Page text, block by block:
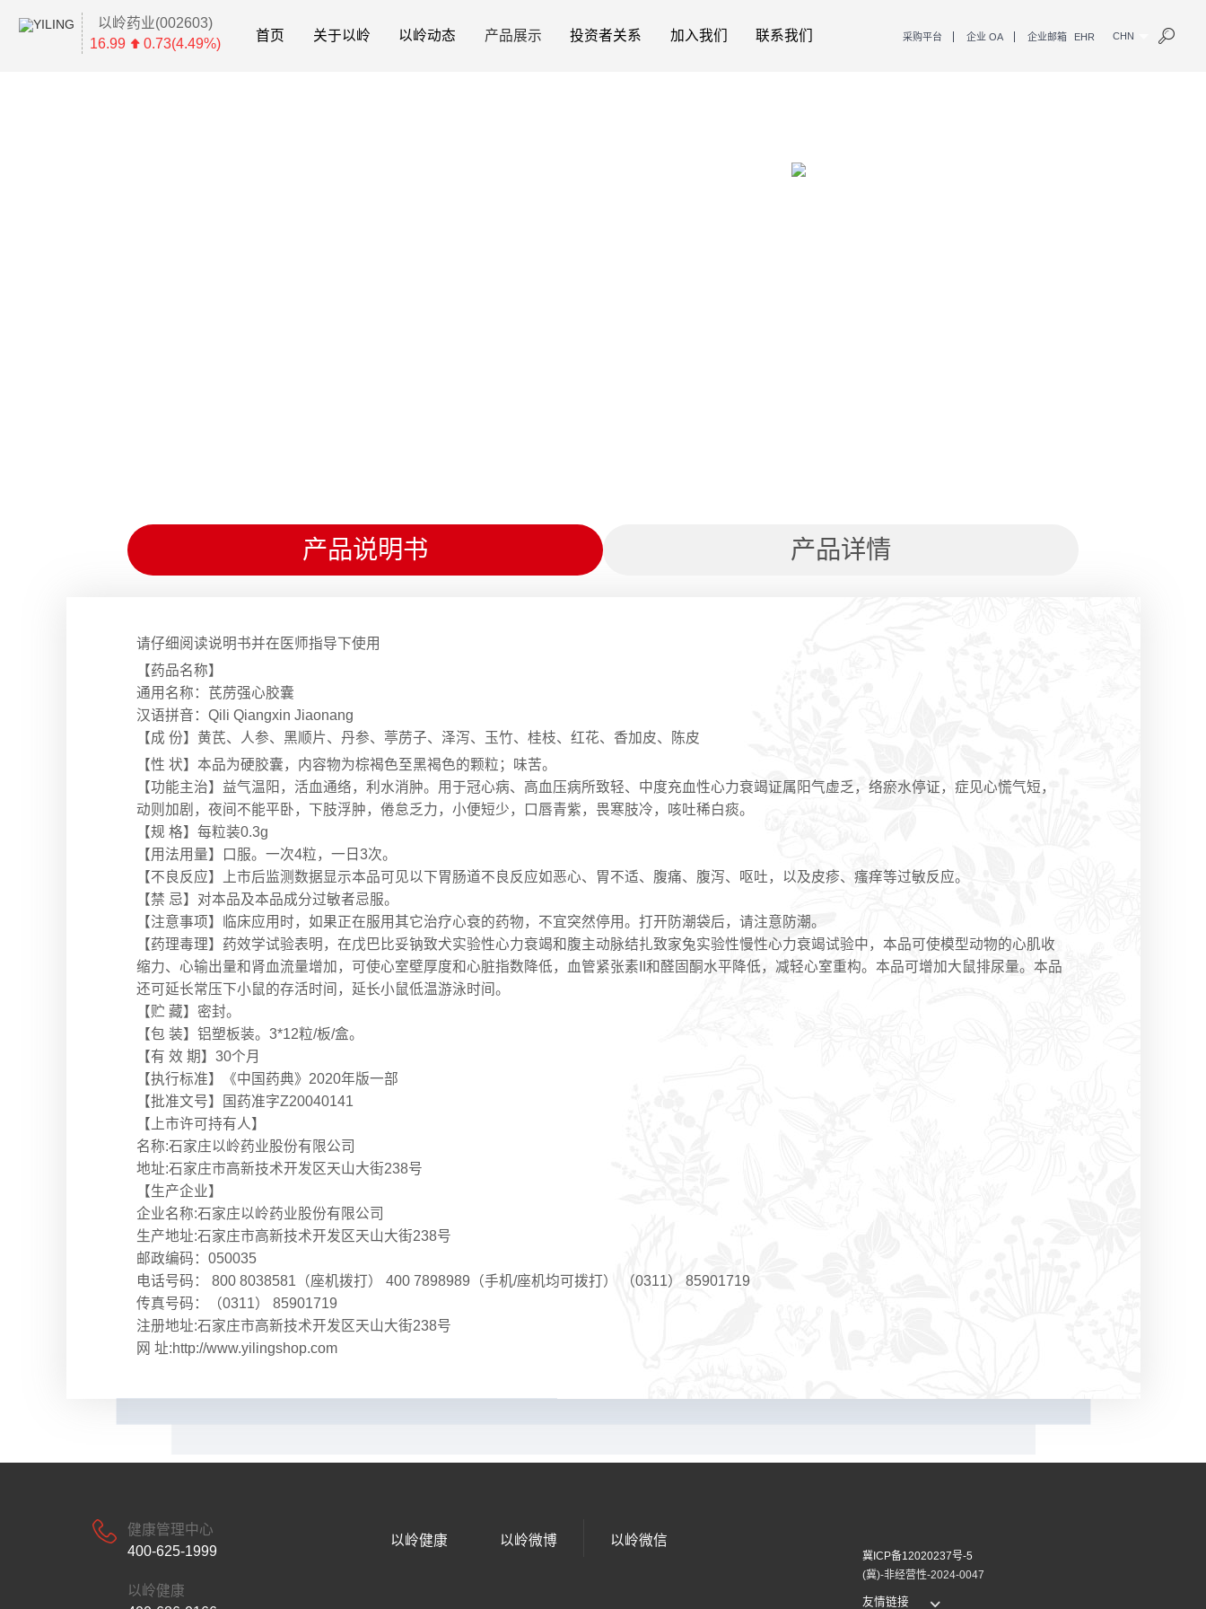
以岭药业(002603)
16.99
0.73(4.49%)
首页 关于以岭 以岭动态 产品展示 投资者关系 加入我们 联系我们 采购平台 企业 OA 企业邮箱 EHR CHN
产品说明书 产品详情
请仔细阅读说明书并在医师指导下使用
【药品名称】
通用名称：芪苈强心胶囊
汉语拼音：Qili Qiangxin Jiaonang
【成 份】黄芪、人参、黑顺片、丹参、葶苈子、泽泻、玉竹、桂枝、红花、香加皮、陈皮
【性 状】本品为硬胶囊，内容物为棕褐色至黑褐色的颗粒；味苦。
【功能主治】益气温阳，活血通络，利水消肿。用于冠心病、高血压病所致轻、中度充血性心力衰竭证属阳气虚乏，络瘀水停证，症见心慌气短，
动则加剧，夜间不能平卧，下肢浮肿，倦怠乏力，小便短少，口唇青紫，畏寒肢冷，咳吐稀白痰。
【规 格】每粒装0.3g
【用法用量】口服。一次4粒，一日3次。
【不良反应】上市后监测数据显示本品可见以下胃肠道不良反应如恶心、胃不适、腹痛、腹泻、呕吐，以及皮疹、瘙痒等过敏反应。
【禁 忌】对本品及本品成分过敏者忌服。
【注意事项】临床应用时，如果正在服用其它治疗心衰的药物，不宜突然停用。打开防潮袋后，请注意防潮。
【药理毒理】药效学试验表明，在戊巴比妥钠致犬实验性心力衰竭和腹主动脉结扎致家兔实验性慢性心力衰竭试验中，本品可使模型动物的心肌收
缩力、心输出量和肾血流量增加，可使心室壁厚度和心脏指数降低，血管紧张素II和醛固酮水平降低，减轻心室重构。本品可增加大鼠排尿量。本品
还可延长常压下小鼠的存活时间，延长小鼠低温游泳时间。
【贮 藏】密封。
【包 装】铝塑板装。3*12粒/板/盒。
【有 效 期】30个月
【执行标准】《中国药典》2020年版一部
【批准文号】国药准字Z20040141
【上市许可持有人】
名称:石家庄以岭药业股份有限公司
地址:石家庄市高新技术开发区天山大街238号
【生产企业】
企业名称:石家庄以岭药业股份有限公司
生产地址:石家庄市高新技术开发区天山大街238号
邮政编码：050035
电话号码： 800 8038581（座机拨打） 400 7898989（手机/座机均可拨打） （0311） 85901719
传真号码：（0311） 85901719
注册地址:石家庄市高新技术开发区天山大街238号
网 址:http://www.yilingshop.com
健康管理中心
400-625-1999
以岭健康
以岭健康 以岭微博 以岭微信
冀ICP备12020237号-5
(冀)-非经营性-2024-0047
友情链接